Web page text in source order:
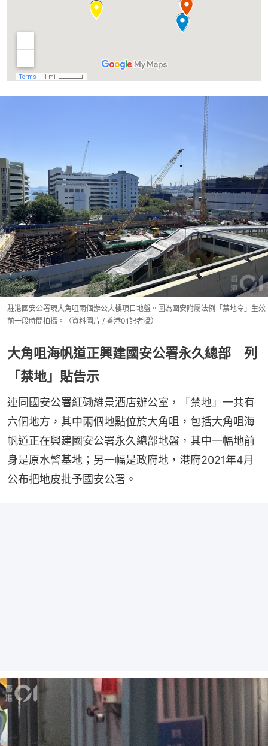
駐港國安公署現大角咀兩個辦公大樓項目地盤。圖為國安附屬法例「禁地令」生效
前一段時間拍攝。（資料圖片 / 香港01記者攝）
大角咀海帆道正興建國安公署永久總部 列
「禁地」貼告示
連同國安公署紅磡維景酒店辦公室，「禁地」一共有
六個地方，其中兩個地點位於大角咀，包括大角咀海
帆道正在興建國安公署永久總部地盤，其中一幅地前
身是原水警基地；另一幅是政府地，港府2021年4月
公布把地皮批予國安公署。